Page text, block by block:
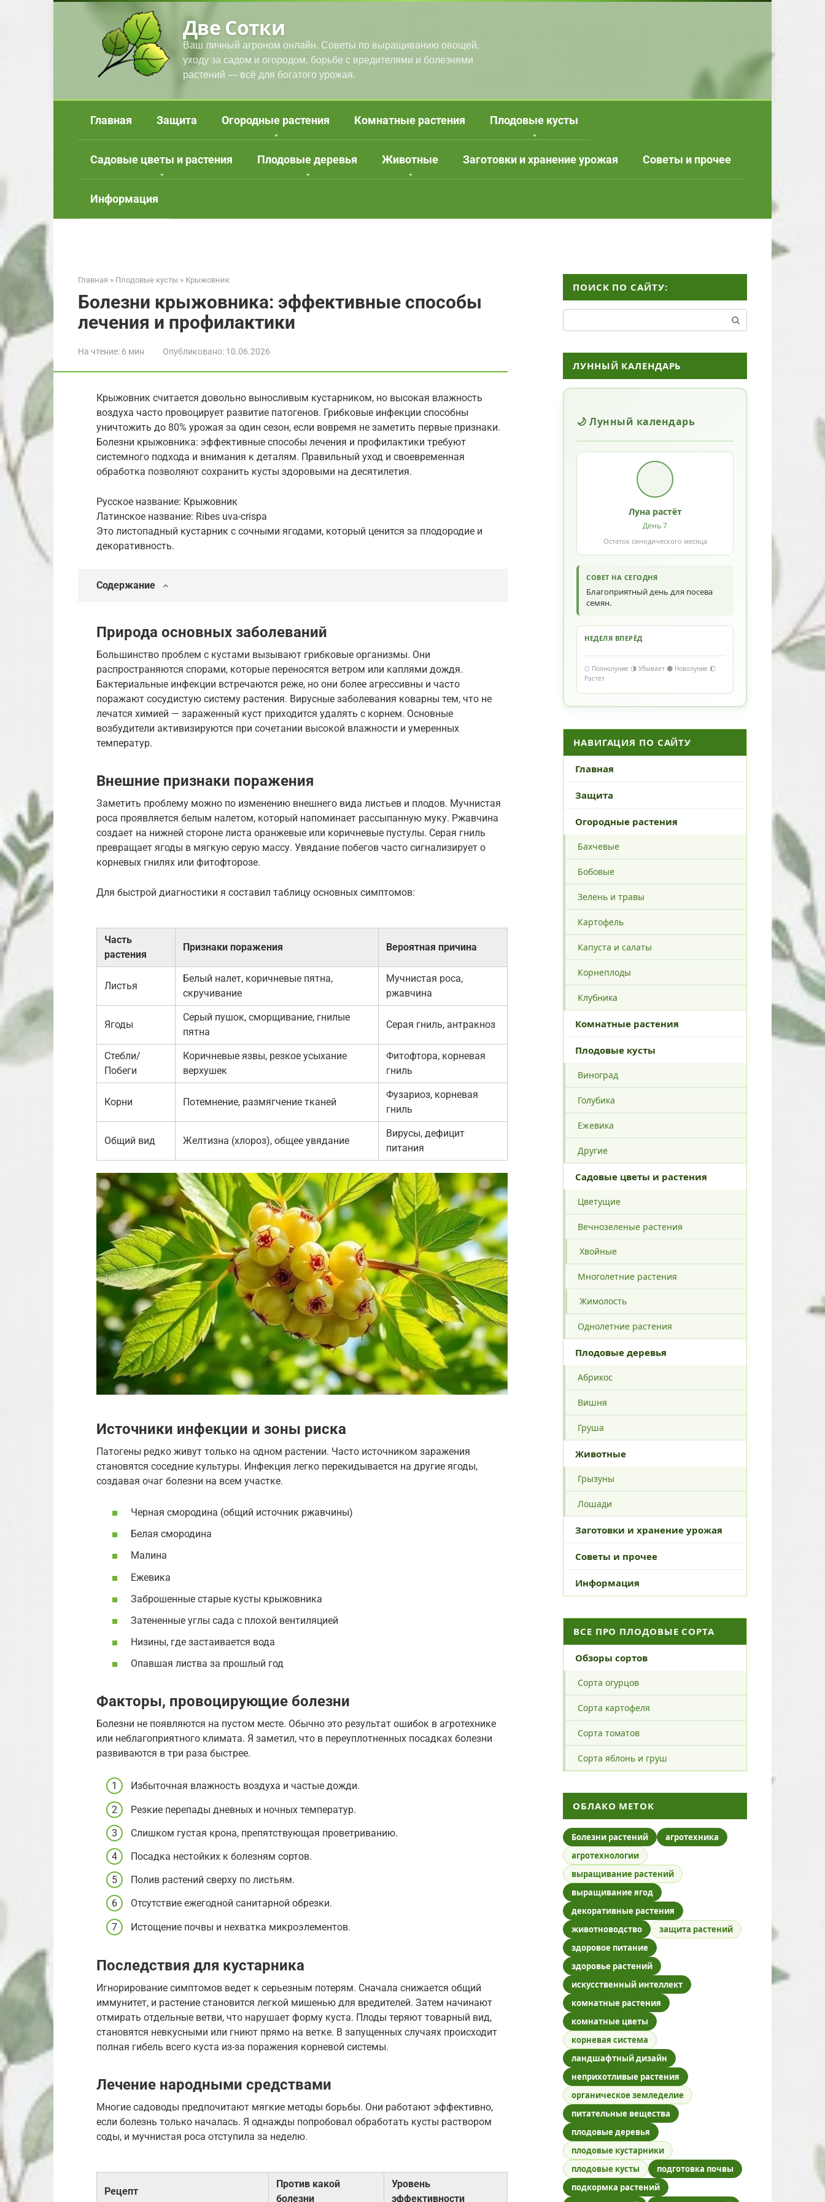
Две Сотки
Ваш личный агроном онлайн. Советы по выращиванию овощей,
уходу за садом и огородом, борьбе с вредителями и болезнями
растений — всё для богатого урожая.
Главная Защита Огородные растения Комнатные растения Плодовые кусты
Садовые цветы и растения Плодовые деревья Животные Заготовки и хранение урожая Советы и прочее
Информация
Главная » Плодовые кусты » Крыжовник
Болезни крыжовника: эффективные способы
лечения и профилактики
На чтение: 6 мин Опубликовано: 10.06.2026
Крыжовник считается довольно выносливым кустарником, но высокая влажность
воздуха часто провоцирует развитие патогенов. Грибковые инфекции способны
уничтожить до 80% урожая за один сезон, если вовремя не заметить первые признаки.
Болезни крыжовника: эффективные способы лечения и профилактики требуют
системного подхода и внимания к деталям. Правильный уход и своевременная
обработка позволяют сохранить кусты здоровыми на десятилетия.
Русское название: Крыжовник
Латинское название: Ribes uva-crispa
Это листопадный кустарник с сочными ягодами, который ценится за плодородие и
декоративность.
Содержание
Природа основных заболеваний
Большинство проблем с кустами вызывают грибковые организмы. Они
распространяются спорами, которые переносятся ветром или каплями дождя.
Бактериальные инфекции встречаются реже, но они более агрессивны и часто
поражают сосудистую систему растения. Вирусные заболевания коварны тем, что не
лечатся химией — зараженный куст приходится удалять с корнем. Основные
возбудители активизируются при сочетании высокой влажности и умеренных
температур.
Внешние признаки поражения
Заметить проблему можно по изменению внешнего вида листьев и плодов. Мучнистая
роса проявляется белым налетом, который напоминает рассыпанную муку. Ржавчина
создает на нижней стороне листа оранжевые или коричневые пустулы. Серая гниль
превращает ягоды в мягкую серую массу. Увядание побегов часто сигнализирует о
корневых гнилях или фитофторозе.
Для быстрой диагностики я составил таблицу основных симптомов:
Часть
растения
Признаки поражения Вероятная причина
Листья
Белый налет, коричневые пятна,
скручивание
Мучнистая роса,
ржавчина
Ягоды
Серый пушок, сморщивание, гнилые
пятна
Серая гниль, антракноз
Стебли/
Побеги
Коричневые язвы, резкое усыхание
верхушек
Фитофтора, корневая
гниль
Корни Потемнение, размягчение тканей
Фузариоз, корневая
гниль
Общий вид Желтизна (хлороз), общее увядание
Вирусы, дефицит
питания
Источники инфекции и зоны риска
Патогены редко живут только на одном растении. Часто источником заражения
становятся соседние культуры. Инфекция легко перекидывается на другие ягоды,
создавая очаг болезни на всем участке.
Черная смородина (общий источник ржавчины)
Белая смородина
Малина
Ежевика
Заброшенные старые кусты крыжовника
Затененные углы сада с плохой вентиляцией
Низины, где застаивается вода
Опавшая листва за прошлый год
Факторы, провоцирующие болезни
Болезни не появляются на пустом месте. Обычно это результат ошибок в агротехнике
или неблагоприятного климата. Я заметил, что в переуплотненных посадках болезни
развиваются в три раза быстрее.
Избыточная влажность воздуха и частые дожди.
Резкие перепады дневных и ночных температур.
Слишком густая крона, препятствующая проветриванию.
Посадка нестойких к болезням сортов.
Полив растений сверху по листьям.
Отсутствие ежегодной санитарной обрезки.
Истощение почвы и нехватка микроэлементов.
Последствия для кустарника
Игнорирование симптомов ведет к серьезным потерям. Сначала снижается общий
иммунитет, и растение становится легкой мишенью для вредителей. Затем начинают
отмирать отдельные ветви, что нарушает форму куста. Плоды теряют товарный вид,
становятся невкусными или гниют прямо на ветке. В запущенных случаях происходит
полная гибель всего куста из-за поражения корневой системы.
Лечение народными средствами
Многие садоводы предпочитают мягкие методы борьбы. Они работают эффективно,
если болезнь только началась. Я однажды попробовал обработать кусты раствором
соды, и мучнистая роса отступила за неделю.
Рецепт
Против какой
болезни
Уровень
эффективности
ПОИСК ПО САЙТУ:
ЛУННЫЙ КАЛЕНДАРЬ
🌙 Лунный календарь
Луна растёт
День 7
Остаток синодического месяца
СОВЕТ НА СЕГОДНЯ
Благоприятный день для посева
семян.
НЕДЕЛЯ ВПЕРЁД
🌕 Полнолуние 🌗 Убывает 🌑 Новолуние 🌔
Растёт
НАВИГАЦИЯ ПО САЙТУ
Главная
Защита
Огородные растения
Бахчевые
Бобовые
Зелень и травы
Картофель
Капуста и салаты
Корнеплоды
Клубника
Комнатные растения
Плодовые кусты
Виноград
Голубика
Ежевика
Другие
Садовые цветы и растения
Цветущие
Вечнозеленые растения
Хвойные
Многолетние растения
Жимолость
Однолетние растения
Плодовые деревья
Абрикос
Вишня
Груша
Животные
Грызуны
Лошади
Заготовки и хранение урожая
Советы и прочее
Информация
ВСЕ ПРО ПЛОДОВЫЕ СОРТА
Обзоры сортов
Сорта огурцов
Сорта картофеля
Сорта томатов
Сорта яблонь и груш
ОБЛАКО МЕТОК
Болезни растений
агротехника
агротехнологии
выращивание растений
выращивание ягод
декоративные растения
животноводство
защита растений
здоровое питание
здоровье растений
искусственный интеллект
комнатные растения
комнатные цветы
корневая система
ландшафтный дизайн
неприхотливые растения
органическое земледелие
питательные вещества
плодовые деревья
плодовые кустарники
плодовые кусты
подготовка почвы
подкормка растений